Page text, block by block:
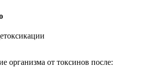
организма от токсинов после: